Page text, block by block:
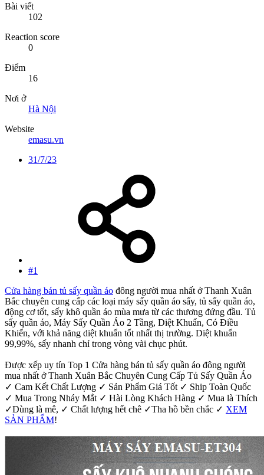
Bài viết
102
Reaction score
0
Điểm
16
Nơi ở
Hà Nội
Website
emasu.vn
31/7/23
#1
Cửa hàng bán tủ sấy quần áo đông người mua nhất ở Thanh Xuân
Bắc chuyên cung cấp các loại máy sấy quần áo sấy, tủ sấy quần áo,
động cơ tốt, sấy khô quần áo mùa mưa từ các thương đứng đầu. Tủ
sấy quần áo, Máy Sấy Quần Áo 2 Tầng, Diệt Khuẩn, Có Điều
Khiển, với khả năng diệt khuẩn tốt nhất thị trường. Diệt khuẩn
99,99%, sấy nhanh chỉ trong vòng vài chục phút.
Được xếp uy tín Top 1 Cửa hàng bán tủ sấy quần áo đông người
mua nhất ở Thanh Xuân Bắc Chuyên Cung Cấp Tủ Sấy Quần Áo
✓ Cam Kết Chất Lượng ✓ Sản Phẩm Giá Tốt ✓ Ship Toàn Quốc
✓ Mua Trong Nháy Mắt ✓ Hài Lòng Khách Hàng ✓ Mua là Thích
✓Dùng là mê, ✓ Chất lượng hết chê ✓Tha hồ bền chắc ✓ XEM
SẢN PHẨM!